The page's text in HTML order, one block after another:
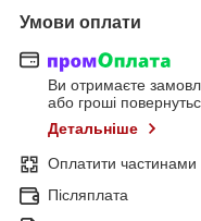
Умови оплати
Ви отримаєте
або гроші
Детальніше
Оплатити частинами
Післяплата